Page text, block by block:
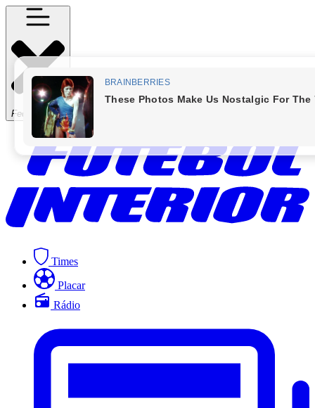
Fechar Menu
Times
Placar
Rádio